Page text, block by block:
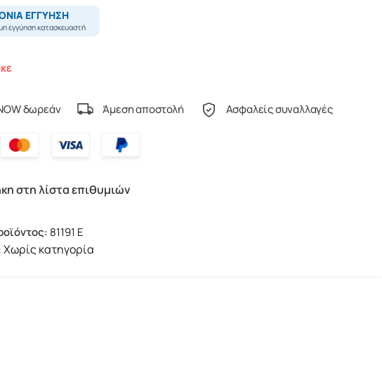
δωρεάν Άμεση αποστολή Ασφαλείς συναλλαγές
στη λίστα επιθυμιών
81191 E
Χωρίς κατηγορία